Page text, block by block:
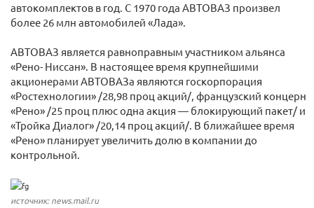
автокомплектов в год. С 1970 года АВТОВАЗ произвел
более 26 млн автомобилей «Лада».
АВТОВАЗ является равноправным участником альянса
«Рено- Ниссан». В настоящее время крупнейшими
акционерами АВТОВАЗа являются госкорпорация
«Ростехнологии» /28,98 проц акций/, французский концерн
«Рено» /25 проц плюс одна акция — блокирующий пакет/ и
«Тройка Диалог» /20,14 проц акций/. В ближайшее время
«Рено» планирует увеличить долю в компании до
контрольной.
источник: news.mail.ru